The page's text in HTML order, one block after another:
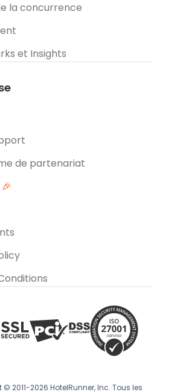
la concurrence
et Insights
de partenariat
2011-2026 HotelRunner, Inc. Tous les